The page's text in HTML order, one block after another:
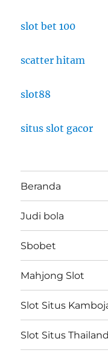
slot bet 100
scatter hitam
slot88
situs slot gacor
Beranda
Judi bola
Sbobet
Mahjong Slot
Slot Situs
Slot Situs Thailand